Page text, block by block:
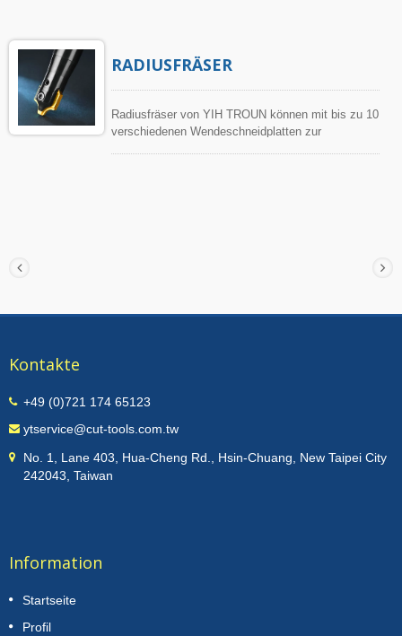
RADIUSFRÄSER
Radiusfräser von YIH TROUN können mit bis zu 10
verschiedenen Wendeschneidplatten zur
Bearbeitung verdoppelt.
Kontakte
+49 (0)721 174 65123
ytservice@cut-tools.com.tw
No. 1, Lane 403, Hua-Cheng Rd., Hsin-Chuang, New Taipei City
242043, Taiwan
Information
Startseite
Profil